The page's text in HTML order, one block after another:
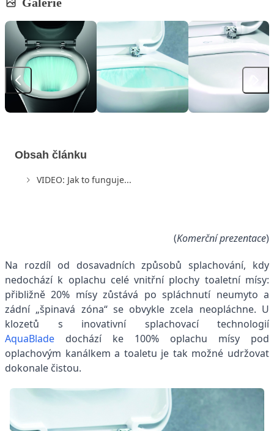
Obsah článku
VIDEO: Jak to funguje...
(Komerční prezentace)
Na rozdíl od dosavadních způsobů splachování, kdy
nedochází k oplachu celé vnitřní plochy toaletní mísy:
přibližně 20% mísy zůstává po spláchnutí neumyto a
zádní „špinavá zóna“ se obvykle zcela neopláchne. U
klozetů s inovativní splachovací technologií
AquaBlade dochází ke 100% oplachu mísy pod
oplachovým kanálkem a toaletu je tak možné udržovat
dokonale čistou.